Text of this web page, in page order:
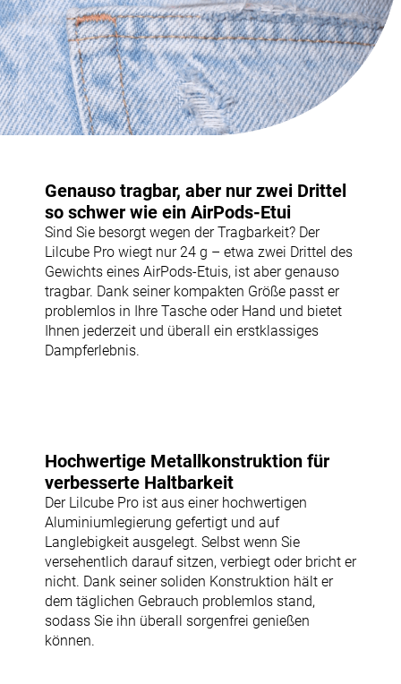
Genauso tragbar, aber nur zwei Drittel
so schwer wie ein AirPods-Etui
Sind Sie besorgt wegen der Tragbarkeit? Der
Lilcube Pro wiegt nur 24 g – etwa zwei Drittel des
Gewichts eines AirPods-Etuis, ist aber genauso
tragbar. Dank seiner kompakten Größe passt er
problemlos in Ihre Tasche oder Hand und bietet
Ihnen jederzeit und überall ein erstklassiges
Dampferlebnis.
Hochwertige Metallkonstruktion für
verbesserte Haltbarkeit
Der Lilcube Pro ist aus einer hochwertigen
Aluminiumlegierung gefertigt und auf
Langlebigkeit ausgelegt. Selbst wenn Sie
versehentlich darauf sitzen, verbiegt oder bricht er
nicht. Dank seiner soliden Konstruktion hält er
dem täglichen Gebrauch problemlos stand,
sodass Sie ihn überall sorgenfrei genießen
können.